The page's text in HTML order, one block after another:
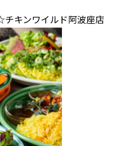
チキンワイルド阿波座店